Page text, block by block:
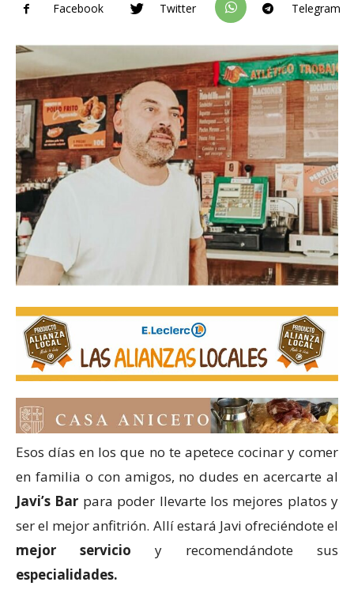
Facebook Twitter Telegram
Esos días en los que no te apetece cocinar y comer
en familia o con amigos, no dudes en acercarte al
Javi’s Bar para poder llevarte los mejores platos y
ser el mejor anfitrión. Allí estará Javi ofreciéndote el
mejor servicio y recomendándote sus
especialidades.